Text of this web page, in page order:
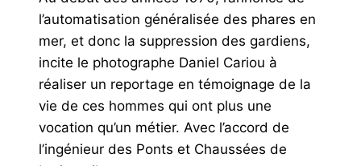
l’automatisation généralisée des phares en
mer, et donc la suppression des gardiens,
incite le photographe Daniel Cariou à
réaliser un reportage en témoignage de la
vie de ces hommes qui ont plus une
vocation qu’un métier. Avec l’accord de
l’ingénieur des Ponts et Chaussées de